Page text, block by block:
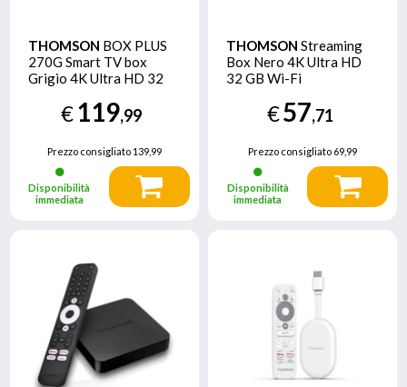
THOMSON BOX PLUS
270G Smart TV box
Grigio 4K Ultra HD 32
ethernet LAN
€119,99
Prezzo consigliato139,99
Disponibilità
immediata
THOMSON Streaming
Box Nero 4K Ultra HD
32 GB Wi-Fi
€57,71
Prezzo consigliato 69,99
Disponibilità
immediata